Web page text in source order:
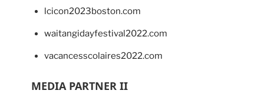
lcicon2023boston.com
waitangidayfestival2022.com
vacancesscolaires2022.com
MEDIA PARTNER II